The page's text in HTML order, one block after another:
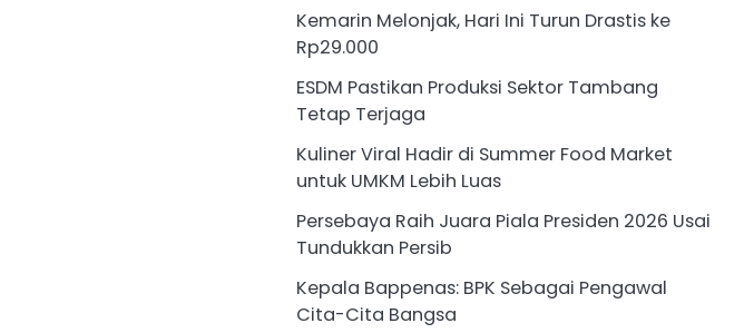
Kemarin Melonjak, Hari Ini Turun Drastis ke
Rp29.000
ESDM Pastikan Produksi Sektor Tambang
Tetap Terjaga
Kuliner Viral Hadir di Summer Food Market
untuk UMKM Lebih Luas
Persebaya Raih Juara Piala Presiden 2026 Usai
Tundukkan Persib
Kepala Bappenas: BPK Sebagai Pengawal
Cita-Cita Bangsa